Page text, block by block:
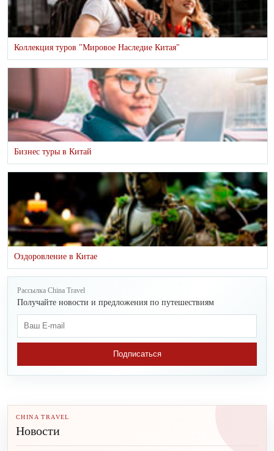
Коллекция туров "Мировое Наследие Китая"
Бизнес туры в Китай
Оздоровление в Китае
Рассылка China Travel
Получайте новости и предложения по путешествиям
Подписаться
CHINA TRAVEL
Новости